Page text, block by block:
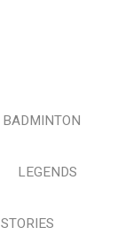
BADMINTON
LEGENDS
STORIES